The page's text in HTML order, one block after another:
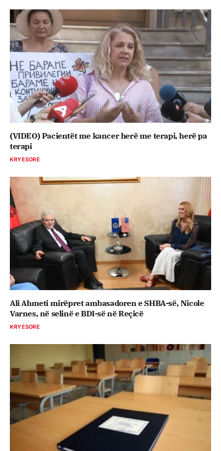
(VIDEO) Pacientët me kancer herë me terapi, herë pa
terapi
KRYESORE
Ali Ahmeti mirëpret ambasadoren e SHBA-së, Nicole
Varnes, në selinë e BDI-së në Reçicë
KRYESORE